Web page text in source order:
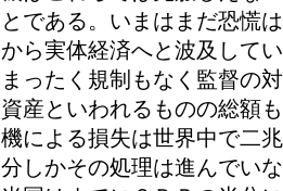
とである。いまはまだ恐慌
から実体経済へと波及して
まったく規制もなく監督の
資産といわれるものの総額
機による損失は世界中で二
分しかその処理は進んでい